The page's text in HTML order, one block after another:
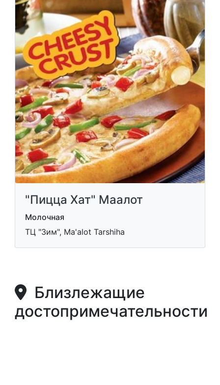
"Пицца Хат" Маалот
Молочная
ТЦ "Зим", Ma'alot Tarshiha
Близлежащие
достопримечательности